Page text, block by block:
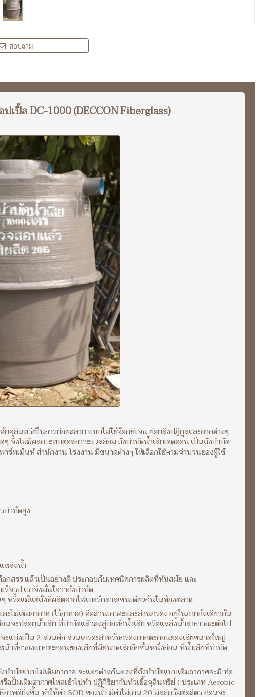
สอบถาม
เปิ้ล DC-1000 (DECCON Fiberglass)
จุลินทรีย์ในการย่อยสลาย แบบไม่ใช้อ๊อกซิเจน ย่อยสิ่งปฏิกูลและกากต่างๆ
จึงไม่มีผลกระทบต่อสภาวะแวลล้อม ถังบำบัดน้ำเสียเดดคอน เป็นถังบำบัด
ร์ทเม้นท์ สำนักงาน โรงงาน มีขนาดต่างๆ ให้เลือกใช้ตามจำนวนของผู้ใช้
บำบัดสูง
หล่งน้ำ
กสรร แล้วเป็นอย่างดี ประกอบกับเทคนิคการผลิตที่ทันสมัย และ
จรูป เราจึงมั่นใจว่าถังบำบัด
รือแม้แต่ถังที่ผลิตจากไฟเบอร์กลาสเช่นเดียวกันในท้องตลาด
ม่เติมอากาศ (ไร้อากาศ) คือส่วนเกรอะและส่วนกรอง อยู่ในภายถังเดียวกัน
จะปล่อยน้ำเสีย ที่บำบัดแล้วลงสู่บ่อพักน้ำเสีย หรือแหล่งน้ำสาธารณะต่อไป
ะแบ่งเป็น 2 ส่วนคือ ส่วนเกรอะสำหรับกรองกากตะกอนของเสียขนาดใหญ่
าที่กรองแยกตะกอนของเสียที่มีขนาดเล็กอีกชั้นหนึ่งก่อน ที่น้ำเสียที่บำบัด
ำบัดแบบไม่เติมอากาศ จะแตกต่างกันตรงที่ถังบำบัดแบบเติมอากาศจะมี ท่อ
อปั๊มเติมอากาศไหลเข้าไปทำ ปฏิกิริยากับหัวเชื้อจุลินทรีย์ ( ประเภท Aerobic
าพดียิ่งขึ้น ทำให้ค่า BOD ของน้ำ มีค่าไม่เกิน 20 มิลลิกรัมต่อลิตร ก่อนจะ